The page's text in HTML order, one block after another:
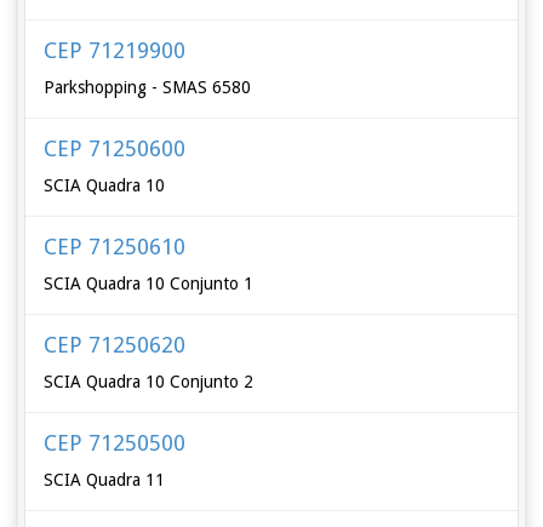
CEP 71219900
Parkshopping - SMAS 6580
CEP 71250600
SCIA Quadra 10
CEP 71250610
SCIA Quadra 10 Conjunto 1
CEP 71250620
SCIA Quadra 10 Conjunto 2
CEP 71250500
SCIA Quadra 11